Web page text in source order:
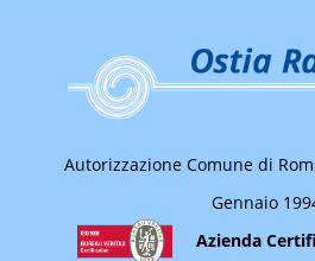
Autorizzazione Comune di
Gennaio
Azienda